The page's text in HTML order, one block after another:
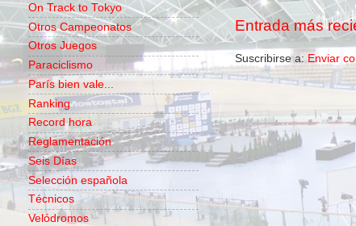
Entrada más
Suscribirse a:Enviar
On Track to Tokyo
Otros Campeonatos
Otros Juegos
Paraciclismo
París bien vale...
Ranking
Record hora
Reglamentación
Seis Días
Selección española
Técnicos
Velódromos